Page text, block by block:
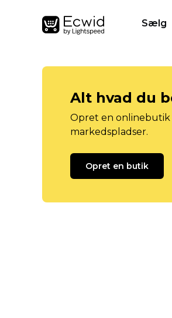
Sælg
Alt hvad du
Opret en onlinebutik
markedspladser.
Opret en butik